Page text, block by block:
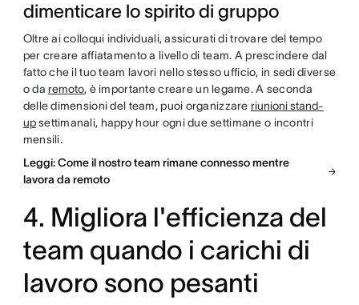
dimenticare lo spirito di gruppo
Oltre ai colloqui individuali, assicurati di trovare del tempo
per creare affiatamento a livello di team. A prescindere dal
fatto che il tuo team lavori nello stesso ufficio, in sedi diverse
o da remoto, è importante creare un legame. A seconda
delle dimensioni del team, puoi organizzare riunioni stand-
upsettimanali, happy hour ogni due settimane o incontri
mensili.
Leggi: Come il nostro team rimane connesso mentre
lavora da remoto
4. Migliora l'efficienza del
team quando i carichi di
lavoro sono pesanti